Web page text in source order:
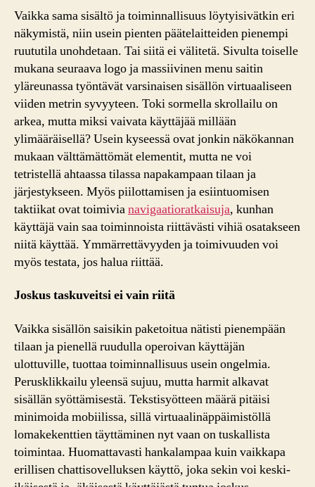
Vaikka sama sisältö ja toiminnallisuus löytyisivätkin eri
näkymistä, niin usein pienten päätelaitteiden pienempi
ruututila unohdetaan. Tai siitä ei välitetä. Sivulta toiselle
mukana seuraava logo ja massiivinen menu saitin
yläreunassa työntävät varsinaisen sisällön virtuaaliseen
viiden metrin syvyyteen. Toki sormella skrollailu on
arkea, mutta miksi vaivata käyttäjää millään
ylimääräisellä? Usein kyseessä ovat jonkin näkökannan
mukaan välttämättömät elementit, mutta ne voi
tetristellä ahtaassa tilassa napakampaan tilaan ja
järjestykseen. Myös piilottamisen ja esiintuomisen
taktiikat ovat toimivianavigaatioratkaisuja, kunhan
käyttäjä vain saa toiminnoista riittävästi vihiä osatakseen
niitä käyttää. Ymmärrettävyyden ja toimivuuden voi
myös testata, jos halua riittää.
Joskus taskuveitsi ei vain riitä
Vaikka sisällön saisikin paketoitua nätisti pienempään
tilaan ja pienellä ruudulla operoivan käyttäjän
ulottuville, tuottaa toiminnallisuus usein ongelmia.
Perusklikkailu yleensä sujuu, mutta harmit alkavat
sisällän syöttämisestä. Tekstisyötteen määrä pitäisi
minimoida mobiilissa, sillä virtuaalinäppäimistöllä
lomakekenttien täyttäminen nyt vaan on tuskallista
toimintaa. Huomattavasti hankalampaa kuin vaikkapa
erillisen chattisovelluksen käyttö, joka sekin voi keski-